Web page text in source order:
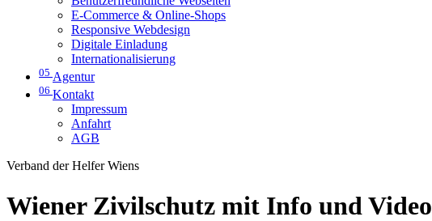
E-Commerce & Online-Shops
Responsive Webdesign
Digitale Einladung
Internationalisierung
05 Agentur
06 Kontakt
Impressum
Anfahrt
AGB
Verband der Helfer Wiens
Wiener Zivilschutz mit Info und Video